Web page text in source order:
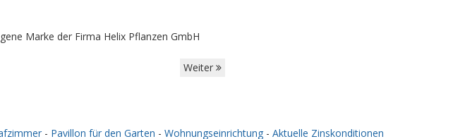
Marke der Firma Helix Pflanzen GmbH
Weiter
- Pavillon für den Garten - Wohnungseinrichtung - Aktuelle Zinskonditionen